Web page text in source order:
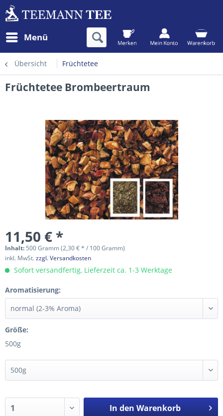
Menü
Übersicht Früchtetee
Früchtetee Brombeertraum
11,50 € *
Inhalt: 500 Gramm (2,30 € * / 100 Gramm)
inkl. MwSt.zzgl. Versandkosten
Sofort versandfertig, Lieferzeit ca. 1-3 Werktage
Aromatisierung:
Größe:
500g
In den Warenkorb